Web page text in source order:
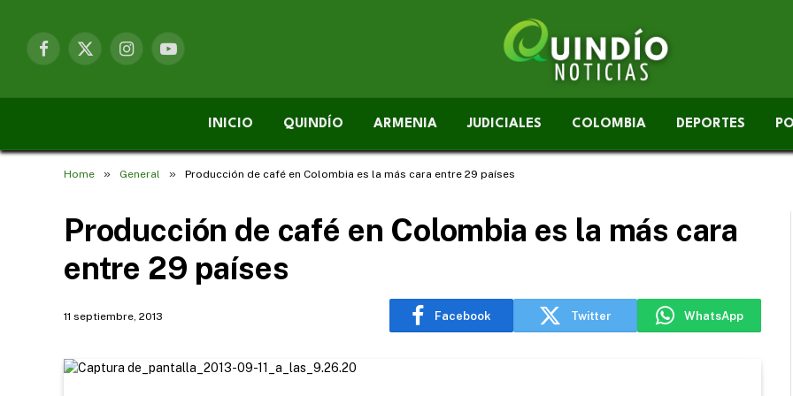
Facebook
X
InstagramYouTube
INICIO QUINDÍO ARMENIA JUDICIALES COLOMBIA DEPORTES
Home » General » Producción de café en Colombia es la más cara entre 29 países
Producción de café en Colombia es la más cara
entre 29 países
11 septiembre, 2013 Facebook Twitter WhatsApp